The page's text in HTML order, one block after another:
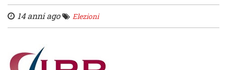
14 anni ago Elezioni